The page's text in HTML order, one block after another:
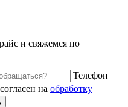
и свяжемся по
Телефон
на обработку